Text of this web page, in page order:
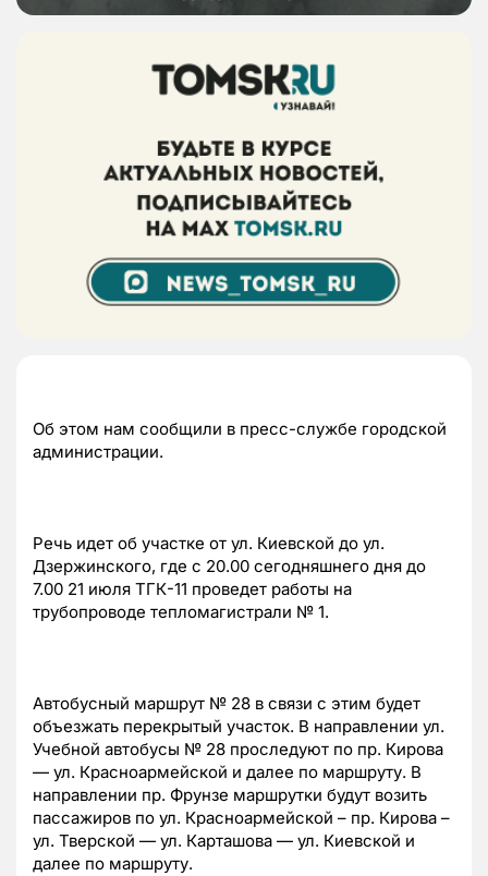
Об этом нам сообщили в пресс-службе городской
администрации.
Речь идет об участке от ул. Киевской до ул.
Дзержинского, где с 20.00 сегодняшнего дня до
7.00 21 июля ТГК-11 проведет работы на
трубопроводе тепломагистрали № 1.
Автобусный маршрут № 28 в связи с этим будет
объезжать перекрытый участок. В направлении ул.
Учебной автобусы № 28 проследуют по пр. Кирова
— ул. Красноармейской и далее по маршруту. В
направлении пр. Фрунзе маршрутки будут возить
пассажиров по ул. Красноармейской – пр. Кирова –
ул. Тверской — ул. Карташова — ул. Киевской и
далее по маршруту.